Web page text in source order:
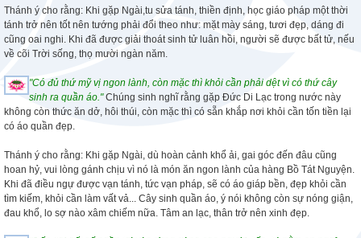
Thánh ý cho rằng: Khi gặp Ngài,tu sửa tánh, thiền định, học giáo pháp một thời
tánh trở nên tốt nên tướng phải đổi theo như: mặt mày sáng, tươi đẹp, dáng đi
cũng oai nghi. Khi đã được giải thoát sinh tử luân hồi, người sẽ được bất tử, nếu
về cõi Trời sống, thọ mười ngàn năm.
"Có đủ thứ mỹ vị ngon lành, còn mặc thì khỏi cần phải dệt vì có thứ cây
sinh ra quần áo."Chúng sinh nghĩ rằng gặp Đức Di Lạc trong nước này
không còn thức ăn dở, hôi thúi, còn mặc thì có sẵn khắp nơi khỏi cần tốn tiền lại
có áo quần đẹp.
Thánh ý cho rằng: Khi gặp Ngài, dù hoàn cảnh khổ ải, gai góc đến đâu cũng
hoan hỷ, vui lòng gánh chịu vì nó là món ăn ngon lành của hàng Bồ Tát Nguyện.
Khi đã điều ngự được vạn tánh, tức vạn pháp, sẽ có áo giáp bền, đẹp khỏi cần
tìm kiếm, khỏi cần làm vất vả... Cây sinh quần áo, ý nói không còn sự nóng giận,
đau khổ, lo sợ nào xâm chiếm nữa. Tâm an lạc, thân trở nên xinh đẹp.